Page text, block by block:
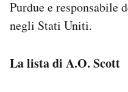
Purdue e
negli Stati Uniti.
La lista di A.O. Scott